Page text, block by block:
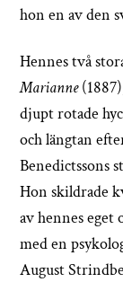
hon en av den
Hennes två
Marianne
djupt rotade
och längtan
Benedictssons
Hon skildrade
av hennes eget
med en
August